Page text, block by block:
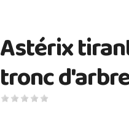
Astérix
tronc